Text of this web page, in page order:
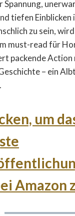
Spannung,
tiefen Einblicken
zu sein,
must-read für
packende
– ein
um
Amazon